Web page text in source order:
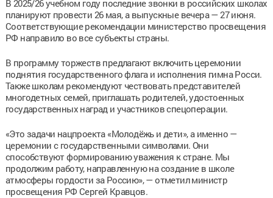
В 2025/26 учебном году последние звонки в российских школах
планируют провести 26 мая, а выпускные вечера — 27 июня.
Соответствующие рекомендации министерство просвещения
РФ направило во все субъекты страны.
В программу торжеств предлагают включить церемонии
поднятия государственного флага и исполнения гимна Росси.
Также школам рекомендуют чествовать представителей
многодетных семей, приглашать родителей, удостоенных
государственных наград и участников спецоперации.
«Это задачи нацпроекта «Молодёжь и дети», а именно —
церемонии с государственными символами. Они
способствуют формированию уважения к стране. Мы
продолжим работу, направленную на создание в школе
атмосферы гордости за Россию», — отметил министр
просвещения РФ Сергей Кравцов.